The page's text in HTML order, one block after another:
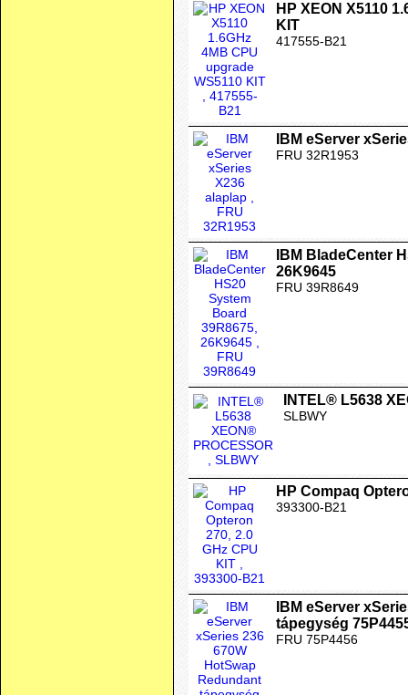
HP XEON X5110
KIT
417555-B21
IBM eServer
FRU 32R1953
IBM BladeCenter
26K9645
FRU 39R8649
INTEL® L5638
SLBWY
HP Compaq
393300-B21
IBM eServer
tápegység
FRU 75P4456